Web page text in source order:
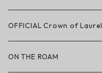
LAKAI × CHOCOLATE
LAKAI × RIPNDIP
OFFICIAL Crown of Laurel
ON THE ROAM